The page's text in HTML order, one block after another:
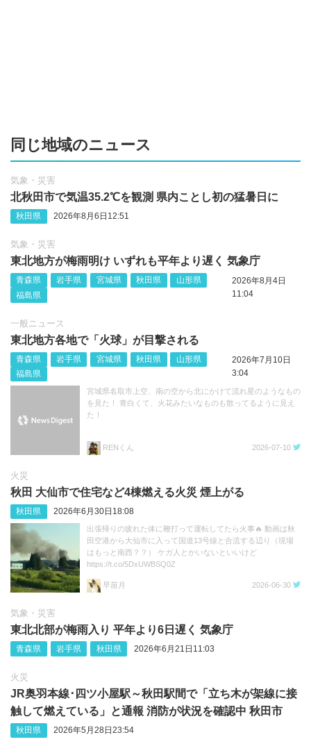
同じ地域のニュース
気象・災害
北秋田市で気温35.2℃を観測 県内ことし初の猛暑日に
秋田県 2026年8月6日12:51
気象・災害
東北地方が梅雨明け いずれも平年より遅く 気象庁
青森県 岩手県 宮城県 秋田県
山形県
福島県
2026年8月4日
11:04
一般ニュース
東北地方各地で「火球」が目撃される
青森県 岩手県 宮城県 秋田県
山形県
福島県
2026年7月10日
3:04
宮城県名取市上空、南の空から北にかけて流れ星のようなもの
を見た！ 青白くて、火花みたいなものも散ってるように見え
た！
RENくん 2026-07-10
火災
秋田 大仙市で住宅など4棟燃える火災 煙上がる
秋田県 2026年6月30日18:08
出張帰りの疲れた体に鞭打って運転してたら火事🔥 動画は秋
田空港から大仙市に入って国道13号線と合流する辺り（現場
はもっと南西？？） ケガ人とかいないといいけど
https://t.co/5DxUWBSQ0Z
早苗月 2026-06-30
気象・災害
東北北部が梅雨入り 平年より6日遅く 気象庁
青森県 岩手県 秋田県 2026年6月21日11:03
火災
JR奥羽本線･四ツ小屋駅～秋田駅間で「立ち木が架線に接
触して燃えている」と通報 消防が状況を確認中 秋田市
秋田県 2026年5月28日23:54